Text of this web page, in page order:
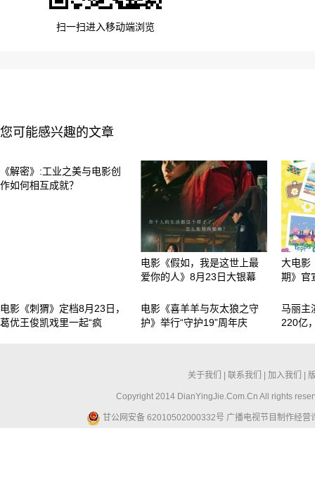
扫一扫进入移动端浏览
您可能感兴趣的文章
《解密》:工业之美与电影创
作如何相互成就？
电影《假如，我是这世上最
爱你的人》8月23日大银幕
大电影
期》官
电影《刺猬》定档8月23日，
葛优王俊凯戏里一起“疯
电影《喜羊羊与灰太狼之守
护》举行“守护19”周年庆
马丽主
220亿
关于我们 联系我们 加入我们
Copyright 2014 DianYingJie.Com.Cn All rights
甘公网安备 62010502000332号 广播电视节目制作经